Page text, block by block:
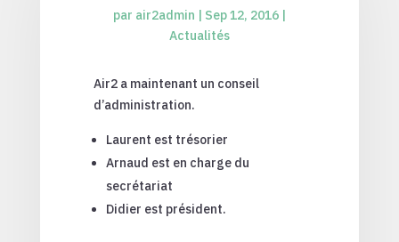
par air2admin | Sep 12, 2016|
Actualités
Air2 a maintenant un conseil
d’administration.
Laurent est trésorier
Arnaud est en charge du
secrétariat
Didier est président.